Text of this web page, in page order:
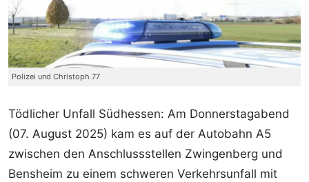
Polizei und Christoph 77
Tödlicher Unfall Südhessen: Am Donnerstagabend
(07. August 2025) kam es auf der Autobahn A5
zwischen den Anschlussstellen Zwingenberg und
Bensheim zu einem schweren Verkehrsunfall mit